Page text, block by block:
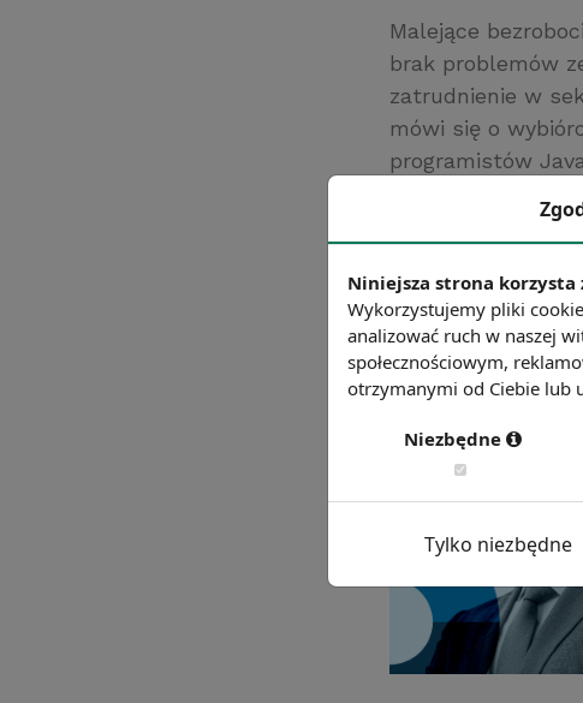
Malejące
brak problemów
zatrudnienie w
mówi się o
programistów
Chcesz wiedzieć
Niniejsza strona korzysta
Wykorzystujemy pliki
analizować ruch w naszej
społecznościowym,
otrzymanymi od Ciebie lub
Niezbędne
Tylko niezbędne